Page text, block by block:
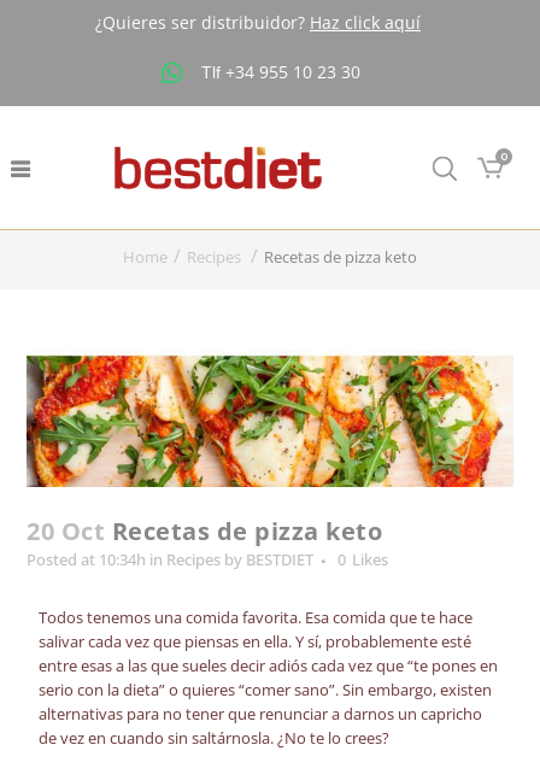
¿Quieres ser distribuidor? Haz click aquí
Tlf +34 955 10 23 30
0
Home Recipes Recetas de pizza keto
20 Oct Recetas de pizza keto
Posted at 10:34h in Recipes by BESTDIET 0 Likes
Todos tenemos una comida favorita. Esa comida que te hace
salivar cada vez que piensas en ella. Y sí, probablemente esté
entre esas a las que sueles decir adiós cada vez que “te pones en
serio con la dieta” o quieres “comer sano”. Sin embargo, existen
alternativas para no tener que renunciar a darnos un capricho
de vez en cuando sin saltárnosla. ¿No te lo crees?